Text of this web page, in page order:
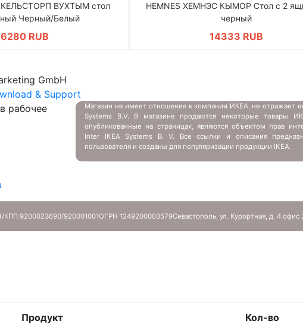
ВУХТЫМ стол
Черный/Белый
RUB
HEMNES ХЕМНЭС КЫМОР Стол c 2
черный
14333 RUB
GmbH
& Support
рабочее
Магазин не имеет отношения к компании ИКЕА, не отражает
Systems B.V. В магазине продаются некоторые товары
опубликованные на страницах, являются объектом прав
Inter IKEA Systems B. V. Все ссылки и описания
пользователя и созданы для популяризации продукции IKEA.
9200023690/920001001ОГРН 1249200003579Севастополь, ул. Курортная, д. 4 офис
Продукт Кол-во